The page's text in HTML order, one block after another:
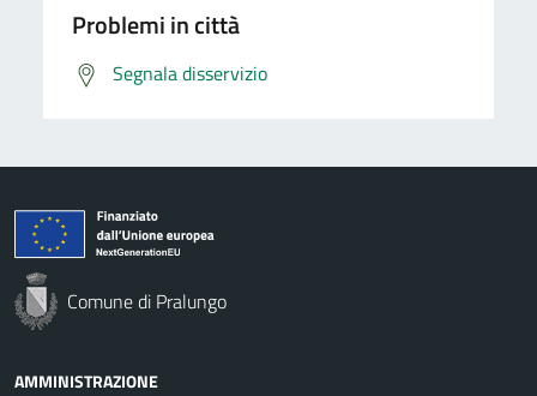
Problemi in città
Segnala disservizio
Comune di Pralungo
AMMINISTRAZIONE